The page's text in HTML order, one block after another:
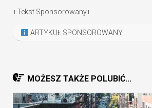
+Tekst Sponsorowany+
ARTYKUŁ SPONSOROWANY
MOŻESZ TAKŻE POLUBIĆ...